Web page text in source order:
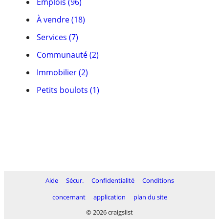
À vendre (18)
Services (7)
Communauté (2)
Immobilier (2)
Petits boulots (1)
Aide Sécur. Confidentialité
Conditions
concernant
application
plan du site
© 2026 craigslist